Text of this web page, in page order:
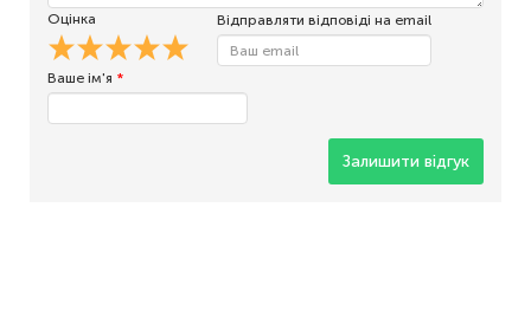
Оцінка Відправляти відповіді на email
Ваше ім'я *
Залишити відгук